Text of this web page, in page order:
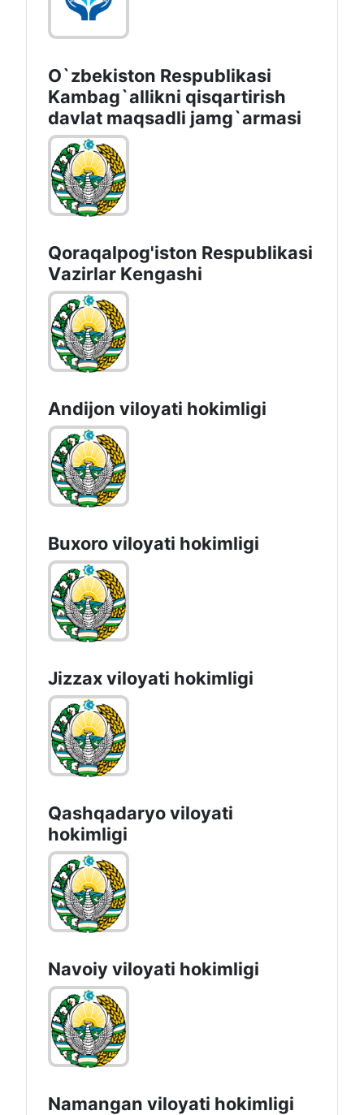
O`zbekiston Respublikasi
Kambag`allikni qisqartirish
davlat maqsadli jamg`armasi
Qoraqalpog'iston Rеspublikаsi
Vаzirlаr Kеngаshi
Andijon vilоyati hоkimligi
Buxoro viloyati hokimligi
Jizzах vilоyati hоkimligi
Qashqadaryo viloyati
hоkimligi
Navoiy vilоyati hоkimligi
Namangan vilоyati hоkimligi